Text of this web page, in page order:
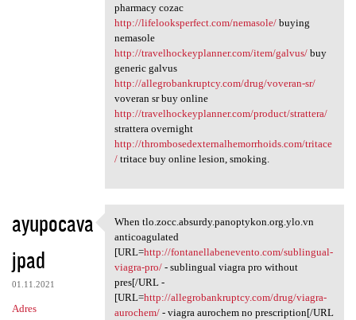
pharmacy cozac
http://lifelooksperfect.com/nemasole/buying
nemasole
http://travelhockeyplanner.com/item/galvus/buy
generic galvus
http://allegrobankruptcy.com/drug/voveran-sr/
voveran sr buy online
http://travelhockeyplanner.com/product/strattera/
strattera overnight
http://thrombosedexternalhemorrhoids.com/tritace
/tritace buy online lesion, smoking.
ayupocava
jpad
01.11.2021
Adres
When tlo.zocc.absurdy
When tlo.zocc.absurdy.panoptykon.org.ylo.vn
anticoagulated
[URL=http://fontanellabenevento.com/sublingual-
viagra-pro/- sublingual viagra pro without
pres[/URL -
[URL=http://allegrobankruptcy.com/drug/viagra-
aurochem/- viagra aurochem no prescription[/URL